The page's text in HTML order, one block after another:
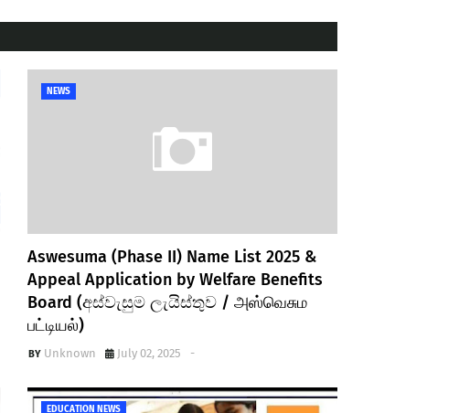
NEWS
Aswesuma (Phase II) Name List 2025 &
Appeal Application by Welfare Benefits
Board (අස්වැසුම ලැයිස්තුව / அஸ்வெசும
பட்டியல்)
Unknown -
July 02, 2025
EDUCATION NEWS